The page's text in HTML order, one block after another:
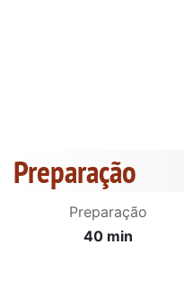
Preparação
Preparação
40 min